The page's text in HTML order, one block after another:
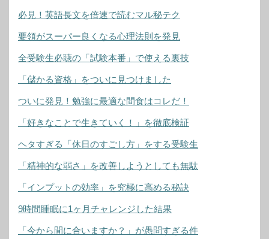
必見！英語長文を倍速で読むマル秘テク
要領がスーパー良くなる心理法則を発見
全受験生必聴の「試験本番」で使える裏技
「儲かる資格」をついに見つけました
ついに発見！勉強に最適な間食はコレだ！
「好きなことで生きていく！」を徹底検証
ヘタすぎる「休日のすごし方」をする受験生
「精神的な弱さ」を改善しようとしても無駄
「インプットの効率」を究極に高める秘訣
9時間睡眠に1ヶ月チャレンジした結果
「今から間に合いますか？」が愚問すぎる件